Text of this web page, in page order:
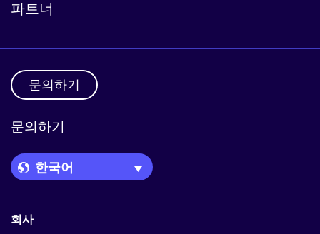
파트너
문의하기
문의하기
Language Picker
회사